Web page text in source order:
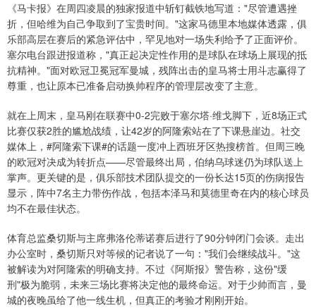
《马卡报》在周四凌晨的独家报道中斩钉截铁地写道："尽管遭遇挫
折，但哈维为自己争取到了宝贵时间。"这家马德里本地媒体透露，俱
乐部高层在赛后的紧急评估中，罕见地对一场失利给予了正面评价。
塞尔电台跟进报道称，"真正起决定性作用的是球队在球场上展现的抵
抗精神。"面对欧冠卫冕冠军曼城，残阵出击的皇马将士用斗志赢得了
尊重，也让原本已准备启动换帅程序的管理层改变了主意。
就在上周末，皇马刚在联赛中0-2完败于塞尔塔·维戈脚下，近8场正式
比赛仅获2胜的尴尬战绩，让42岁的阿隆索站在了下课悬崖边。社交
媒体上，#阿隆索下课#的话题一度冲上西班牙区热搜榜首。但周三晚
的欧冠对决成为转折点——尽管最终出局，伯纳乌球迷仍为球队送上
掌声。更关键的是，俱乐部技术团队提交的一份长达15页的伤病报告
显示，阵中7名主力带伤作战，包括本泽马和莫德里奇在内的核心球员
均不在最佳状态。
体育总监桑切斯与主席弗洛伦蒂诺赛后进行了90分钟闭门会谈。走出
办公室时，桑切斯只对等候的记者说了一句："我们会继续战斗。"这
被解读为对阿隆索的明确支持。不过《阿斯报》警告称，这份"缓
刑"极为脆弱，未来三场比赛将决定他的最终命运。对于少帅而言，曼
城的夜晚虽给了他一线生机，但真正的考验才刚刚开始。